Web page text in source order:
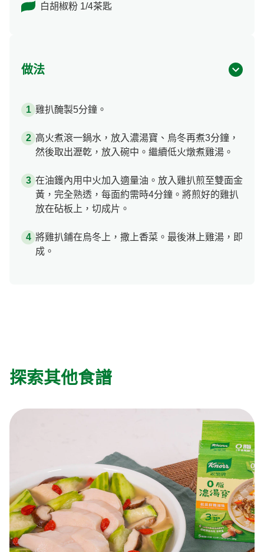
白胡椒粉 1/4茶匙
做法
雞扒醃製5分鐘。
高火煮滾一鍋水，放入濃湯寶、烏冬再煮3分鐘，
然後取出瀝亁，放入碗中。繼續低火燉煮雞湯。
在油鑊內用中火加入適量油。放入雞扒煎至雙面金
黃，完全熟透，每面約需時4分鐘。將煎好的雞扒
放在砧板上，切成片。
將雞扒鋪在烏冬上，撒上香菜。最後淋上雞湯，即
成。
探索其他食譜